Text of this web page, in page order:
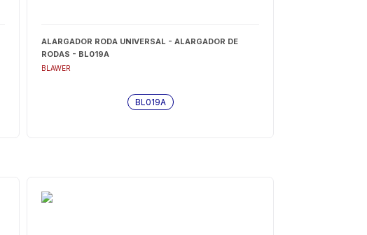
ALARGADOR RODA UNIVERSAL - ALARGADOR DE
RODAS - BL019A
BLAWER
BL019A